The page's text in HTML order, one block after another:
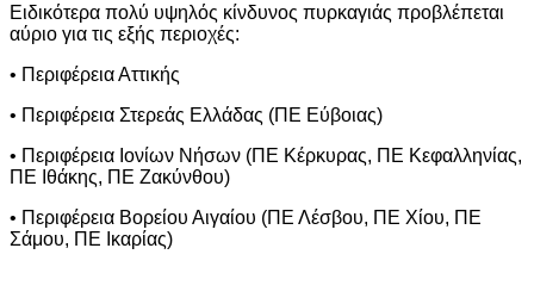
Ειδικότερα πολύ υψηλός κίνδυνος πυρκαγιάς προβλέπεται
αύριο για τις εξής περιοχές:
• Περιφέρεια Αττικής
• Περιφέρεια Στερεάς Ελλάδας (ΠΕ Εύβοιας)
• Περιφέρεια Ιονίων Νήσων (ΠΕ Κέρκυρας, ΠΕ Κεφαλληνίας,
ΠΕ Ιθάκης, ΠΕ Ζακύνθου)
• Περιφέρεια Βορείου Αιγαίου (ΠΕ Λέσβου, ΠΕ Χίου, ΠΕ
Σάμου, ΠΕ Ικαρίας)